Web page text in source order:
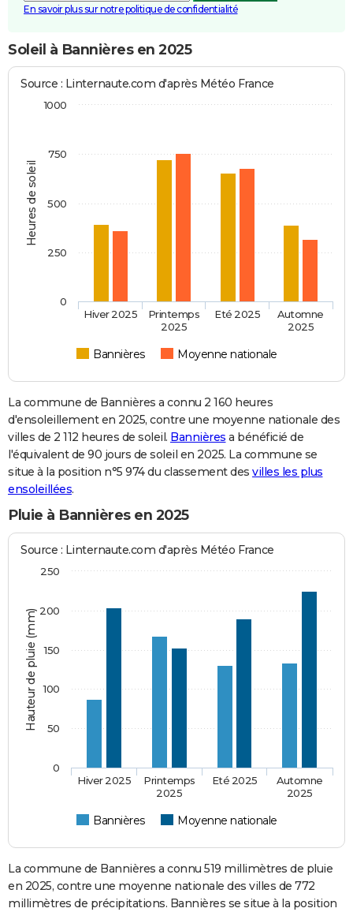
En savoir plus sur notre politique de confidentialité
Soleil à Bannières en 2025
Heures de soleil
Source : Linternaute.com d'après Météo France
Bannières Moyenne nationale
Hiver 2025
Printemps
2025
Eté 2025
Automne
2025
0
250
500
750
1000
La commune de Bannières a connu 2 160 heures
d'ensoleillement en 2025, contre une moyenne nationale des
villes de 2 112 heures de soleil. Bannières a bénéficié de
l'équivalent de 90 jours de soleil en 2025. La commune se
situe à la position n°5 974 du classement des villes les plus
ensoleillées.
Pluie à Bannières en 2025
Hauteur de pluie (mm)
Source : Linternaute.com d'après Météo France
Bannières Moyenne nationale
Hiver 2025
Printemps
2025
Eté 2025
Automne
2025
0
50
100
150
200
250
La commune de Bannières a connu 519 millimètres de pluie
en 2025, contre une moyenne nationale des villes de 772
millimètres de précipitations. Bannières se situe à la position